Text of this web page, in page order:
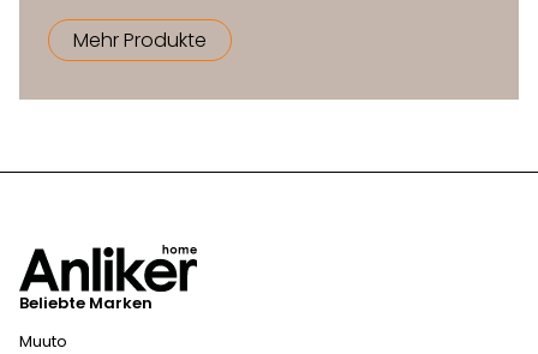
Mehr Produkte
Beliebte Marken
Muuto